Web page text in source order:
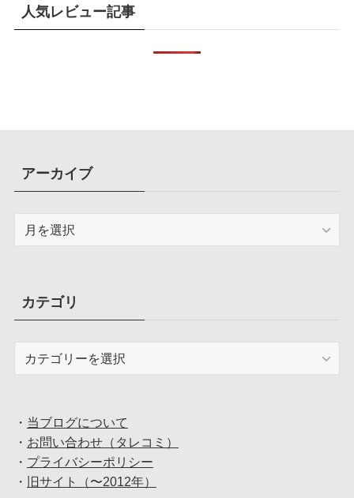
人気レビュー記事
アーカイブ
ブカテゴリ
・ 当ブログについて
・ お問い合わせ（タレコミ）
・ プライバシーポリシー
・
旧サイト（〜2012年）